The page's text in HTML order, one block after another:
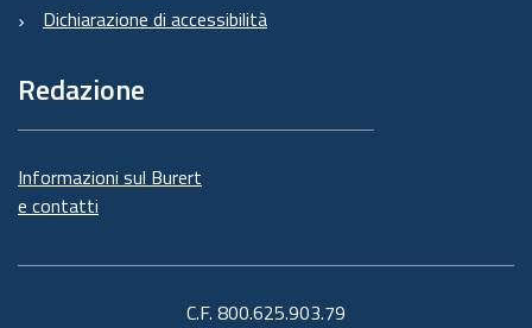
Dichiarazione di accessibilità
Redazione
Informazioni sul Burert
e contatti
C.F. 800.625.903.79